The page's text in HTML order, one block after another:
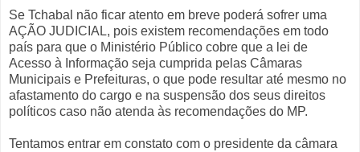
Se Tchabal não ficar atento em breve poderá sofrer uma
AÇÃO JUDICIAL, pois existem recomendações em todo
país para que o Ministério Público cobre que a lei de
Acesso à Informação seja cumprida pelas Câmaras
Municipais e Prefeituras, o que pode resultar até mesmo no
afastamento do cargo e na suspensão dos seus direitos
políticos caso não atenda às recomendações do MP.
Tentamos entrar em constato com o presidente da câmara